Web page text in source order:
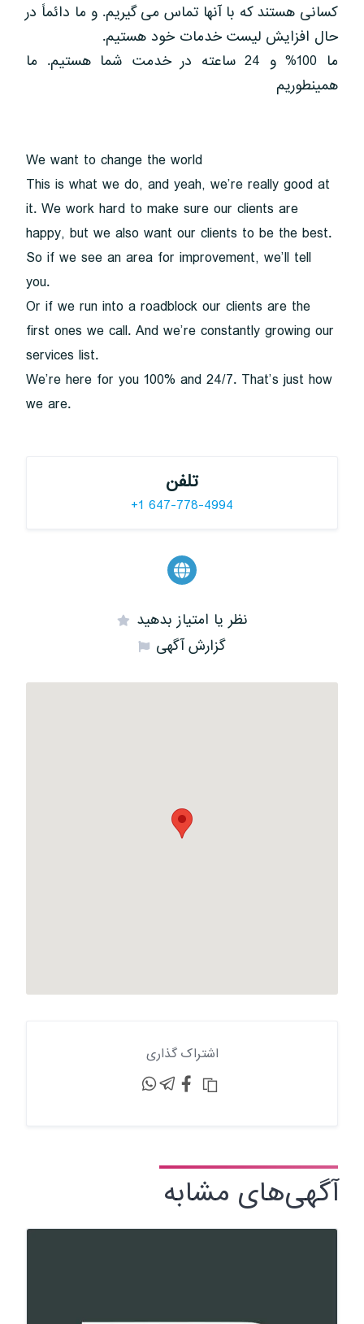
کسانی هستند که با آنها تماس می گیریم. و ما دائماً در
حال افزایش لیست خدمات خود هستیم.
ما 100% و 24 ساعته در خدمت شما هستیم. ما
همینطوریم
We want to change the world
This is what we do, and yeah, we’re really good at
it. We work hard to make sure our clients are
happy, but we also want our clients to be the best.
So if we see an area for improvement, we’ll tell
you.
Or if we run into a roadblock our clients are the
first ones we call. And we’re constantly growing our
services list.
We’re here for you 100% and 24/7. That’s just how
we are.
تلفن
+1 647-778-4994
نظر یا امتیاز بدهید
گزارش آگهی
اشتراک گذاری
آگهی‌های مشابه